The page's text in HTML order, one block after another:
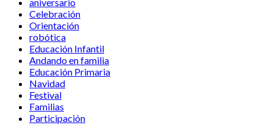
Celebración
Orientación
robótica
Educación Infantil
Andando en familia
Educación Primaria
Navidad
Festival
Familias
Participación